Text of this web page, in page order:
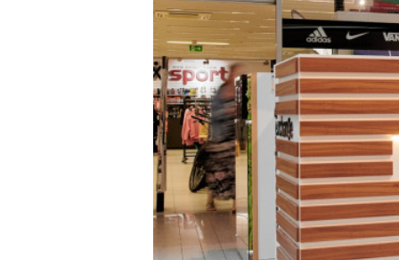
po
po
po